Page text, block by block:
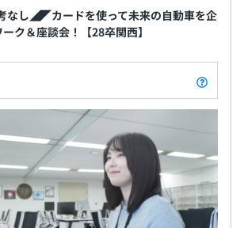
なし◢◤カードを使って未来の自動車を企
ク＆座談会！【28卒関西】